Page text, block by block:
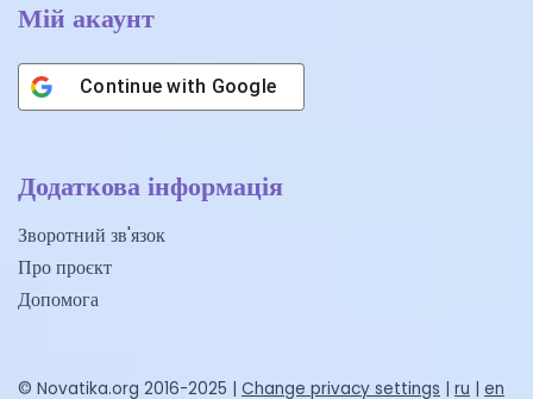
Мій акаунт
Continue with Google
Додаткова інформація
Зворотний зв'язок
Про проєкт
Допомога
© Novatika.org 2016-2025 | Change privacy settings | ru | en